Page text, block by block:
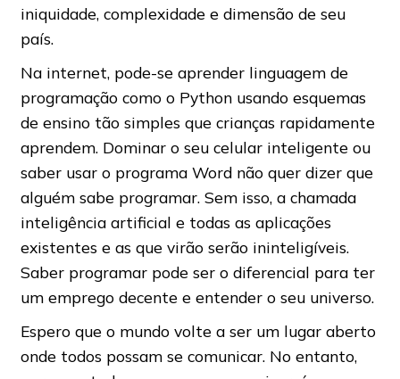
iniquidade, complexidade e dimensão de seu
país.
Na internet, pode-se aprender linguagem de
programação como o Python usando esquemas
de ensino tão simples que crianças rapidamente
aprendem. Dominar o seu celular inteligente ou
saber usar o programa Word não quer dizer que
alguém sabe programar. Sem isso, a chamada
inteligência artificial e todas as aplicações
existentes e as que virão serão ininteligíveis.
Saber programar pode ser o diferencial para ter
um emprego decente e entender o seu universo.
Espero que o mundo volte a ser um lugar aberto
onde todos possam se comunicar. No entanto,